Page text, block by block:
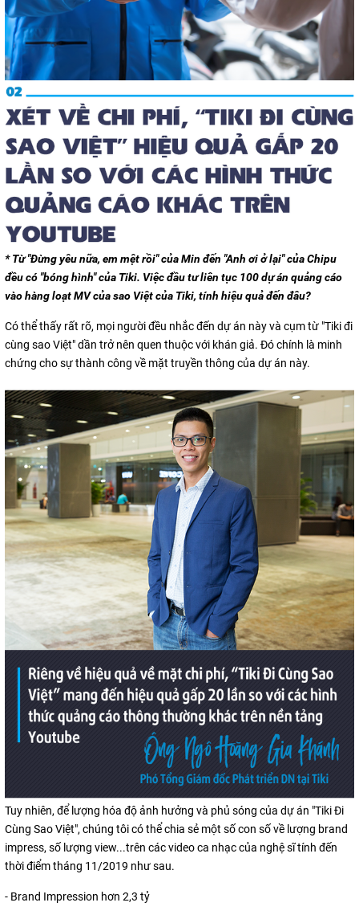
* Từ "Đừng yêu nữa, em mệt rồi" của Min đến "Anh ơi ở lại" của Chipu
đều có "bóng hình" của Tiki. Việc đầu tư liên tục 100 dự án quảng cáo
vào hàng loạt MV của sao Việt của Tiki, tính hiệu quả đến đâu?
Có thể thấy rất rõ, mọi người đều nhắc đến dự án này và cụm từ "Tiki đi
cùng sao Việt" dần trở nên quen thuộc với khán giả. Đó chính là minh
chứng cho sự thành công về mặt truyền thông của dự án này.
Tuy nhiên, để lượng hóa độ ảnh hưởng và phủ sóng của dự án "Tiki Đi
Cùng Sao Việt", chúng tôi có thể chia sẻ một số con số về lượng brand
impress, số lượng view...trên các video ca nhạc của nghệ sĩ tính đến
thời điểm tháng 11/2019 như sau.
- Brand Impression hơn 2,3 tỷ